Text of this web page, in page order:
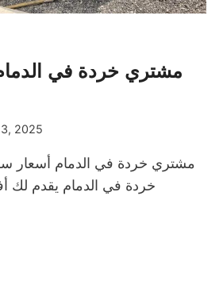
مشتري خردة في
2025
مشتري خردة في الدمام أسعار
خردة في الدمام يقدم لك